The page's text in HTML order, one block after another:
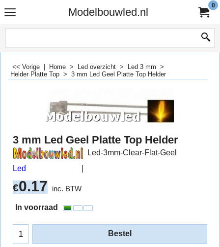
Modelbouwled.nl
0
<< Vorige Home > Led overzicht > Led 3 mm >
Helder Platte Top > 3 mm Led Geel Platte Top Helder
3 mm Led Geel Platte Top Helder
Led
Led-3mm-Clear-Flat-Geel
€0.17 inc. BTW
In voorraad
Bestel